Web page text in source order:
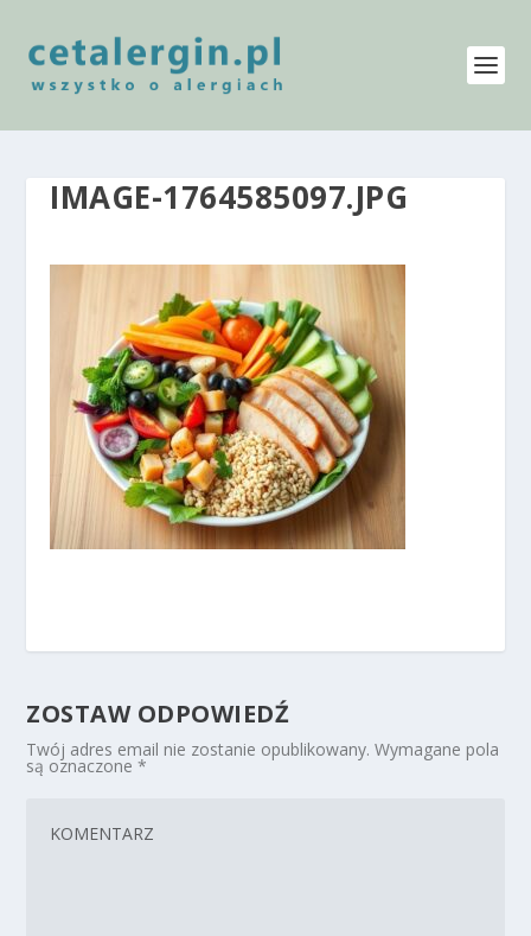
IMAGE-1764585097.JPG
ZOSTAW ODPOWIEDŹ
Twój adres email nie zostanie opublikowany. Wymagane pola
są oznaczone*